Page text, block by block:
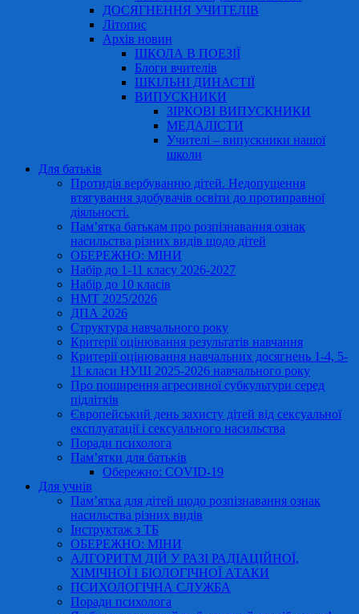
ДОСЯГНЕННЯ УЧИТЕЛІВ
Літопис
Архів новин
ШКОЛА В ПОЕЗІЇ
Блоги вчителів
ШКІЛЬНІ ДИНАСТІЇ
ВИПУСКНИКИ
ЗІРКОВІ ВИПУСКНИКИ
МЕДАЛІСТИ
Учителі – випускники нашої
школи
Для батьків
Протидія вербуванню дітей. Недопущення
втягування здобувачів освіти до протиправної
діяльності.
Пам’ятка батькам про розпізнавання ознак
насильства різних видів щодо дітей
ОБЕРЕЖНО: МІНИ
Набір до 1-11 класу 2026-2027
Набір до 10 класів
НМТ 2025/2026
ДПА 2026
Структура навчального року
Критерії оцінювання результатів навчання
Критерії оцінювання навчальних досягнень 1-4, 5-
11 класи НУШ 2025-2026 навчального року
Про поширення агресивної субкультури серед
підлітків
Європейський день захисту дітей від сексуальної
експлуатації і сексуального насильства
Поради психолога
Пам’ятки для батьків
Обережно: COVID-19
Для учнів
Пам’ятка для дітей щодо розпізнавання ознак
насильства різних видів
Інструктаж з ТБ
ОБЕРЕЖНО: МІНИ
АЛГОРИТМ ДІЙ У РАЗІ РАДІАЦІЙНОЇ,
ХІМІЧНОЇ І БІОЛОГІЧНОЇ АТАКИ
ПСИХОЛОГІЧНА СЛУЖБА
Поради психолога